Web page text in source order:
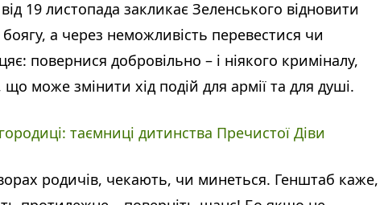
19 листопада закликає Зеленського відновити
а через неможливість перевестися чи
повернися добровільно – і ніякого криміналу,
може змінити хід подій для армії та для душі.
таємниці дитинства Пречистої Діви
родичів, чекають, чи минеться. Генштаб каже,